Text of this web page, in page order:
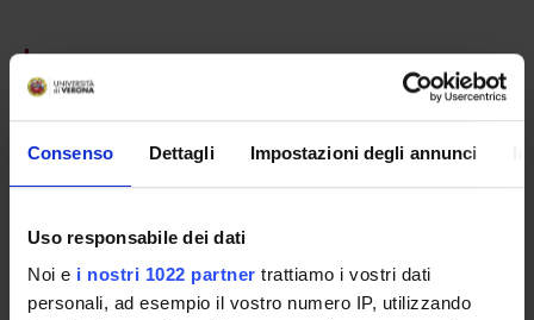
Consenso Dettagli Impostazioni degli annunci
Uso responsabile dei dati
Noi e i nostri 1022 partner trattiamo i vostri dati
personali, ad esempio il vostro numero IP, utilizzando
Isolde Schiffermuller
Full Professor
RESEARCH AREAS INVOLVED IN THE PROJECT
Letterature tedesca e austriaca
German literature: Individual authors or works